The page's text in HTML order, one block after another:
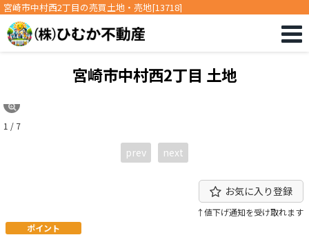
宮崎市中村西2丁目の売買土地・売地[13718]
宮崎市中村西2丁目 土地
1 / 7
prev next
お気に入り登録
↑値下げ通知を受け取れます
ポイント